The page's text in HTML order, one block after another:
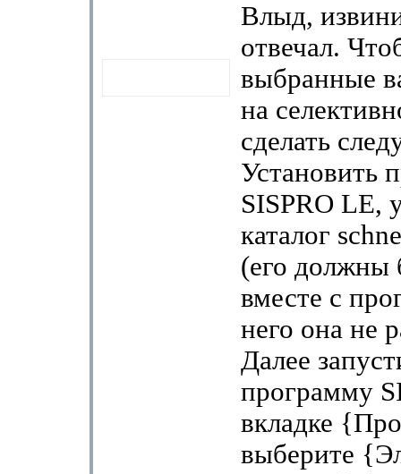
Влыд,
отвечал.
выбранные
на
сделать
Установить
SISPRO LE,
каталог
(его должны
вместе с
него она не
Далее
программу
вкладке
выберите